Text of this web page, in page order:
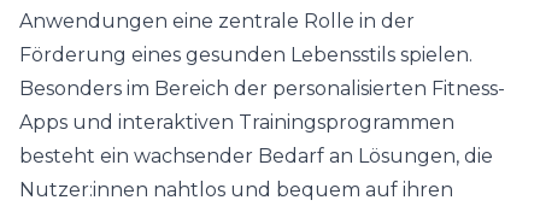
Anwendungen eine zentrale Rolle in der
Förderung eines gesunden Lebensstils spielen.
Besonders im Bereich der personalisierten Fitness-
Apps und interaktiven Trainingsprogrammen
besteht ein wachsender Bedarf an Lösungen, die
Nutzer:innen nahtlos und bequem auf ihren